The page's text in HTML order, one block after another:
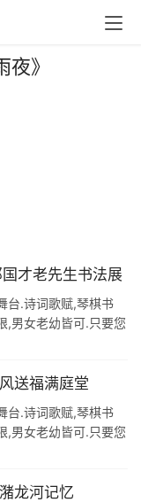
》
才老先生书法展
台.诗词歌赋,琴棋书
,男女老幼皆可.只要您
送福满庭堂
台.诗词歌赋,琴棋书
,男女老幼皆可.只要您
龙河记忆